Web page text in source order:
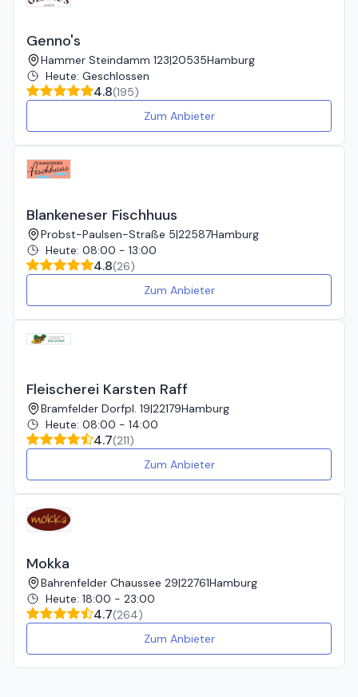
Genno's
Hammer Steindamm 123|20535Hamburg
Heute: Geschlossen
4.8(195)
Zum Anbieter
Blankeneser Fischhuus
Probst-Paulsen-Straße 5|22587Hamburg
Heute: 08:00 - 13:00
4.8(26)
Zum Anbieter
Fleischerei Karsten Raff
Bramfelder Dorfpl. 19|22179Hamburg
Heute: 08:00 - 14:00
4.7(211)
Zum Anbieter
Mokka
Bahrenfelder Chaussee 29|22761Hamburg
Heute: 18:00 - 23:00
4.7(264)
Zum Anbieter